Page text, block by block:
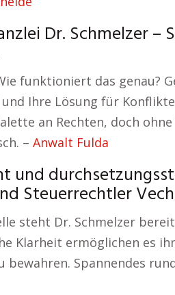
Dr. Schmelzer –
funktioniert das genau?
und Ihre Lösung für
an Rechten, doch
– Anwalt Fulda
und
Steuerrechtler
steht Dr. Schmelzer
Klarheit ermöglichen es
bewahren. Spannendes